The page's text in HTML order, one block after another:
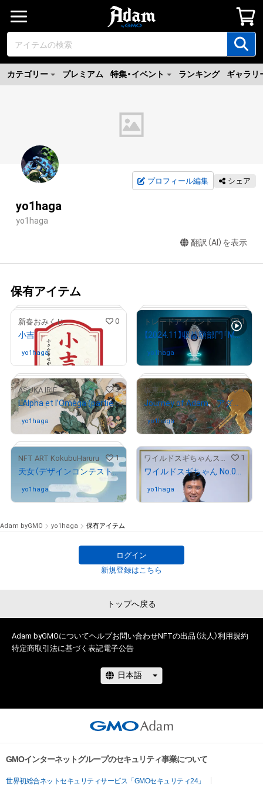
カテゴリー プレミアム 特集・イベント ランキング ギャラリ
プロフィール編集 シェア
yo1haga
yo1haga
翻訳（AI）を表示
保有アイテム
# 439/777
新春おみくじ 0
小吉
yo1hagaさんが保有中
# 56/100
トレードアイランド 1
【2024.11】収益額部門「Monsters Cup」 デジタルトロフィー
yo1haga さんが保有中
# 6/10
ASUKA IRIE 3
L‘Alpha et l’Oméga (partie droite) NFT (image statique 15)
yo1haga さんが保有中
坂東工 1
Journey of Adam アダムの旅 1
yo1hagaさんが保有中
# 48/100
NFT ART KokubuHaruru 1
天女（デザインコンテスト受賞作品）
yo1hagaさんが保有中
ワイルドスギちゃんストア 1
ワイルドスギちゃん No.00119
yo1haga さんが保有中
Adam byGMO yo1haga 保有アイテム
ログイン
新規登録はこちら
トップへ戻る
Adam byGMOについてヘルプお問い合わせNFTの出品（法人）利用規約
特定商取引法に基づく表記電子公告
GMOインターネットグループのセキュリティ事業について
世界初総合ネットセキュリティサービス「GMOセキュリティ24」